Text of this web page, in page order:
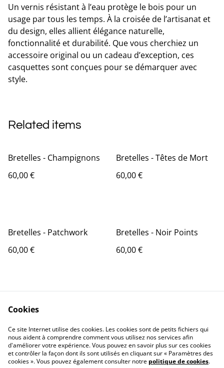
Un vernis résistant à l’eau protège le bois pour un
usage par tous les temps. À la croisée de l’artisanat et
du design, elles allient élégance naturelle,
fonctionnalité et durabilité. Que vous cherchiez un
accessoire original ou un cadeau d’exception, ces
casquettes sont conçues pour se démarquer avec
style.
Related items
Bretelles - Champignons
60,00 €
Bretelles - Têtes de Mort
60,00 €
Bretelles - Patchwork
60,00 €
Bretelles - Noir Points
60,00 €
Contactez-nous
Conditions
Politique de
confidentialité
Politique de cookies
Cookies
Ce site Internet utilise des cookies. Les cookies sont de petits fichiers qui
nous aident à comprendre comment vous utilisez nos services afin
d'améliorer votre expérience. Vous pouvez en savoir plus sur ces cookies
et contrôler la façon dont ils sont utilisés en cliquant sur « Paramètres des
cookies ». Vous pouvez également consulter notre politique de cookies.